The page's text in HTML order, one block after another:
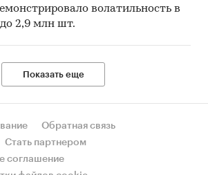
волатильность в
2,9 млн шт.
Показать еще
Обратная связь
Стать партнером
соглашение